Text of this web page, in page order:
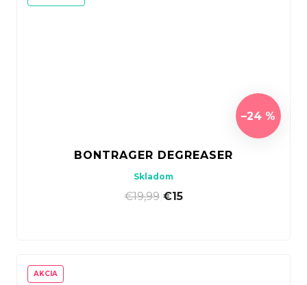
–24 %
BONTRAGER DEGREASER
Skladom
€19,99| €15
AKCIA